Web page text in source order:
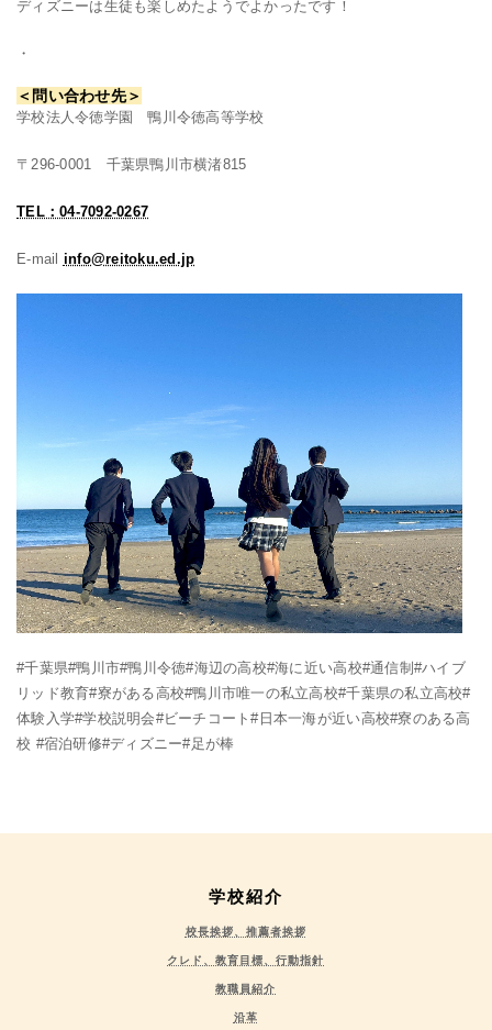
ディズニーは生徒も楽しめたようでよかったです！
・
＜問い合わせ先＞
学校法人令徳学園 鴨川令徳高等学校
〒296-0001 千葉県鴨川市横渚815
TEL：04-7092-0267
E-mail info@reitoku.ed.jp
#千葉県#鴨川市#鴨川令徳#海辺の高校#海に近い高校#通信制#ハイブ
リッド教育#寮がある高校#鴨川市唯一の私立高校#千葉県の私立高校#
体験入学#学校説明会#ビーチコート#日本一海が近い高校#寮のある高
校 #宿泊研修#ディズニー#足が棒
学校紹介
校長挨拶、推薦者挨拶
クレド、教育目標、行動指針
教職員紹介
沿革